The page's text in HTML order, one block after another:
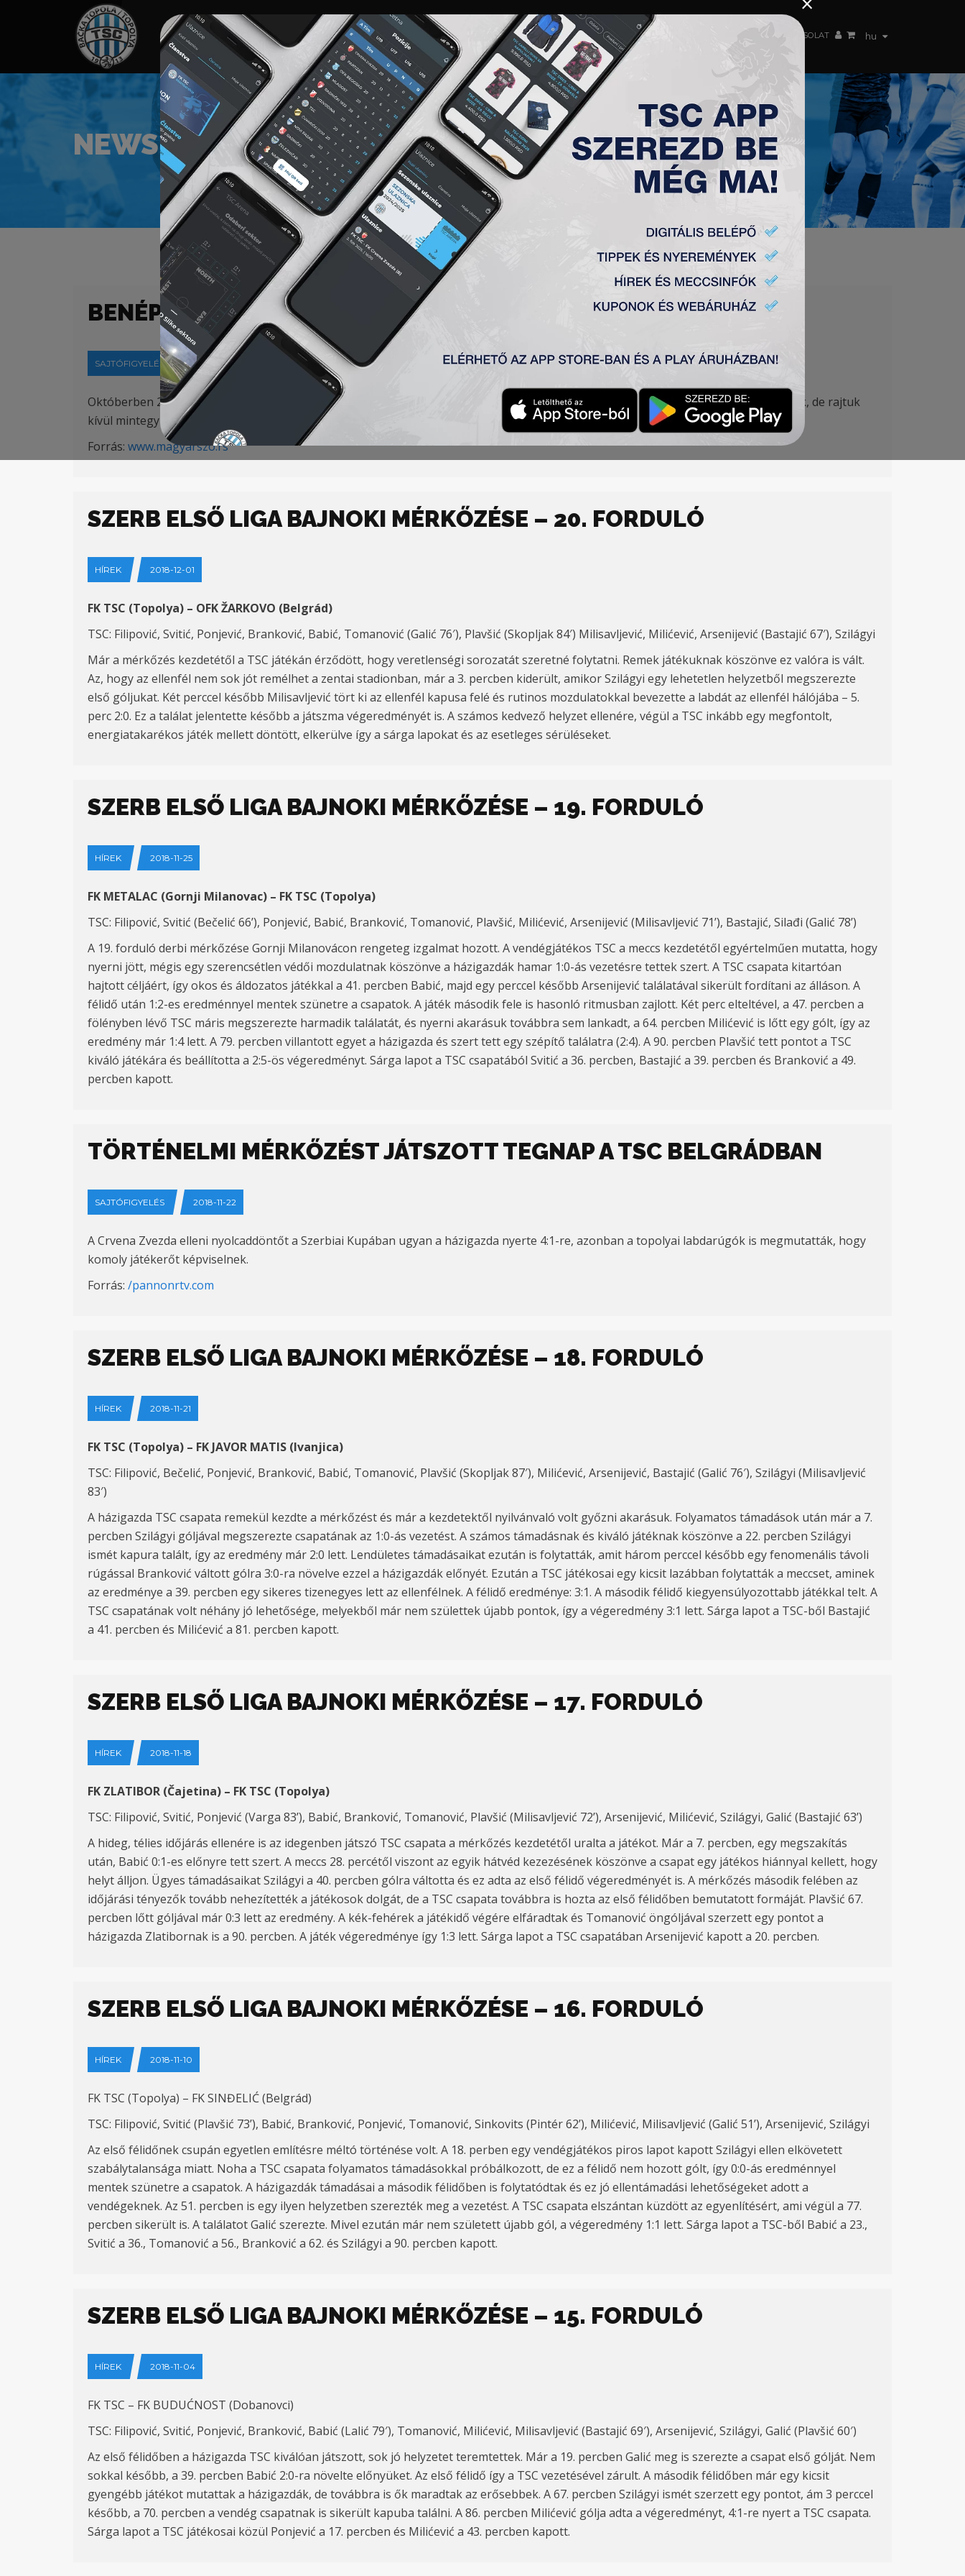
hu
HOME TÁMOGATÓK NEWS GALÉRIA „A” CSAPAT TAGSÁG JEGYEK AKKREDITÁCIÓ KLUB AKADÉMIA NŐI CSAPAT KAPCSOLAT
NEWS
BENÉPESÜLT A TSC LABDARÚGÓ AKADÉMIÁJA
SAJTÓFIGYELÉS 2018-12-02
Októberben 22 középiskolás labdarúgóreménység költözött a topolyai Labdarúgó Akadémia épületébe, mely kollégiumként működik, de rajtuk
kívül mintegy 280, 12 évnél idősebb focista használja az épület körüli, kitűnő minőségű pályákat.
Forrás: www.magyarszo.rs
SZERB ELSŐ LIGA BAJNOKI MÉRKŐZÉSE – 20. FORDULÓ
HÍREK 2018-12-01
FK TSC (Topolya) – OFK ŽARKOVO (Belgrád)
TSC: Filipović, Svitić, Ponjević, Branković, Babić, Tomanović (Galić 76′), Plavšić (Skopljak 84′) Milisavljević, Milićević, Arsenijević (Bastajić 67′), Szilágyi
Már a mérkőzés kezdetétől a TSC játékán érződött, hogy veretlenségi sorozatát szeretné folytatni. Remek játékuknak köszönve ez valóra is vált.
Az, hogy az ellenfél nem sok jót remélhet a zentai stadionban, már a 3. percben kiderült, amikor Szilágyi egy lehetetlen helyzetből megszerezte
első góljukat. Két perccel később Milisavljević tört ki az ellenfél kapusa felé és rutinos mozdulatokkal bevezette a labdát az ellenfél hálójába – 5.
perc 2:0. Ez a találat jelentette később a játszma végeredményét is. A számos kedvező helyzet ellenére, végül a TSC inkább egy megfontolt,
energiatakarékos játék mellett döntött, elkerülve így a sárga lapokat és az esetleges sérüléseket.
SZERB ELSŐ LIGA BAJNOKI MÉRKŐZÉSE – 19. FORDULÓ
HÍREK 2018-11-25
FK METALAC (Gornji Milanovac) – FK TSC (Topolya)
TSC: Filipović, Svitić (Bečelić 66’), Ponjević, Babić, Branković, Tomanović, Plavšić, Milićević, Arsenijević (Milisavljević 71’), Bastajić, Silađi (Galić 78’)
A 19. forduló derbi mérkőzése Gornji Milanovácon rengeteg izgalmat hozott. A vendégjátékos TSC a meccs kezdetétől egyértelműen mutatta, hogy
nyerni jött, mégis egy szerencsétlen védői mozdulatnak köszönve a házigazdák hamar 1:0-ás vezetésre tettek szert. A TSC csapata kitartóan
hajtott céljáért, így okos és áldozatos játékkal a 41. percben Babić, majd egy perccel később Arsenijević találatával sikerült fordítani az álláson. A
félidő után 1:2-es eredménnyel mentek szünetre a csapatok. A játék második fele is hasonló ritmusban zajlott. Két perc elteltével, a 47. percben a
fölényben lévő TSC máris megszerezte harmadik találatát, és nyerni akarásuk továbbra sem lankadt, a 64. percben Milićević is lőtt egy gólt, így az
eredmény már 1:4 lett. A 79. percben villantott egyet a házigazda és szert tett egy szépítő találatra (2:4). A 90. percben Plavšić tett pontot a TSC
kiváló játékára és beállította a 2:5-ös végeredményt. Sárga lapot a TSC csapatából Svitić a 36. percben, Bastajić a 39. percben és Branković a 49.
percben kapott.
TÖRTÉNELMI MÉRKŐZÉST JÁTSZOTT TEGNAP A TSC BELGRÁDBAN
SAJTÓFIGYELÉS 2018-11-22
A Crvena Zvezda elleni nyolcaddöntőt a Szerbiai Kupában ugyan a házigazda nyerte 4:1-re, azonban a topolyai labdarúgók is megmutatták, hogy
komoly játékerőt képviselnek.
Forrás: /pannonrtv.com
SZERB ELSŐ LIGA BAJNOKI MÉRKŐZÉSE – 18. FORDULÓ
HÍREK 2018-11-21
FK TSC (Topolya) – FK JAVOR MATIS (Ivanjica)
TSC: Filipović, Bečelić, Ponjević, Branković, Babić, Tomanović, Plavšić (Skopljak 87′), Milićević, Arsenijević, Bastajić (Galić 76′), Szilágyi (Milisavljević
83′)
A házigazda TSC csapata remekül kezdte a mérkőzést és már a kezdetektől nyilvánvaló volt győzni akarásuk. Folyamatos támadások után már a 7.
percben Szilágyi góljával megszerezte csapatának az 1:0-ás vezetést. A számos támadásnak és kiváló játéknak köszönve a 22. percben Szilágyi
ismét kapura talált, így az eredmény már 2:0 lett. Lendületes támadásaikat ezután is folytatták, amit három perccel később egy fenomenális távoli
rúgással Branković váltott gólra 3:0-ra növelve ezzel a házigazdák előnyét. Ezután a TSC játékosai egy kicsit lazábban folytatták a meccset, aminek
az eredménye a 39. percben egy sikeres tizenegyes lett az ellenfélnek. A félidő eredménye: 3:1. A második félidő kiegyensúlyozottabb játékkal telt. A
TSC csapatának volt néhány jó lehetősége, melyekből már nem születtek újabb pontok, így a végeredmény 3:1 lett. Sárga lapot a TSC-ből Bastajić
a 41. percben és Milićević a 81. percben kapott.
SZERB ELSŐ LIGA BAJNOKI MÉRKŐZÉSE – 17. FORDULÓ
HÍREK 2018-11-18
FK ZLATIBOR (Čajetina) – FK TSC (Topolya)
TSC: Filipović, Svitić, Ponjević (Varga 83’), Babić, Branković, Tomanović, Plavšić (Milisavljević 72’), Arsenijević, Milićević, Szilágyi, Galić (Bastajić 63’)
A hideg, télies időjárás ellenére is az idegenben játszó TSC csapata a mérkőzés kezdetétől uralta a játékot. Már a 7. percben, egy megszakítás
után, Babić 0:1-es előnyre tett szert. A meccs 28. percétől viszont az egyik hátvéd kezezésének köszönve a csapat egy játékos hiánnyal kellett, hogy
helyt álljon. Ügyes támadásaikat Szilágyi a 40. percben gólra váltotta és ez adta az első félidő végeredményét is. A mérkőzés második felében az
időjárási tényezők tovább nehezítették a játékosok dolgát, de a TSC csapata továbbra is hozta az első félidőben bemutatott formáját. Plavšić 67.
percben lőtt góljával már 0:3 lett az eredmény. A kék-fehérek a játékidő végére elfáradtak és Tomanović öngóljával szerzett egy pontot a
házigazda Zlatibornak is a 90. percben. A játék végeredménye így 1:3 lett. Sárga lapot a TSC csapatában Arsenijević kapott a 20. percben.
SZERB ELSŐ LIGA BAJNOKI MÉRKŐZÉSE – 16. FORDULÓ
HÍREK 2018-11-10
FK TSC (Topolya) – FK SINĐELIĆ (Belgrád)
TSC: Filipović, Svitić (Plavšić 73’), Babić, Branković, Ponjević, Tomanović, Sinkovits (Pintér 62’), Milićević, Milisavljević (Galić 51’), Arsenijević, Szilágyi
Az első félidőnek csupán egyetlen említésre méltó történése volt. A 18. perben egy vendégjátékos piros lapot kapott Szilágyi ellen elkövetett
szabálytalansága miatt. Noha a TSC csapata folyamatos támadásokkal próbálkozott, de ez a félidő nem hozott gólt, így 0:0-ás eredménnyel
mentek szünetre a csapatok. A házigazdák támadásai a második félidőben is folytatódtak és ez jó ellentámadási lehetőségeket adott a
vendégeknek. Az 51. percben is egy ilyen helyzetben szerezték meg a vezetést. A TSC csapata elszántan küzdött az egyenlítésért, ami végül a 77.
percben sikerült is. A találatot Galić szerezte. Mivel ezután már nem született újabb gól, a végeredmény 1:1 lett. Sárga lapot a TSC-ből Babić a 23.,
Svitić a 36., Tomanović a 56., Branković a 62. és Szilágyi a 90. percben kapott.
SZERB ELSŐ LIGA BAJNOKI MÉRKŐZÉSE – 15. FORDULÓ
HÍREK 2018-11-04
FK TSC – FK BUDUĆNOST (Dobanovci)
TSC: Filipović, Svitić, Ponjević, Branković, Babić (Lalić 79′), Tomanović, Milićević, Milisavljević (Bastajić 69′), Arsenijević, Szilágyi, Galić (Plavšić 60′)
Az első félidőben a házigazda TSC kiválóan játszott, sok jó helyzetet teremtettek. Már a 19. percben Galić meg is szerezte a csapat első gólját. Nem
sokkal később, a 39. percben Babić 2:0-ra növelte előnyüket. Az első félidő így a TSC vezetésével zárult. A második félidőben már egy kicsit
gyengébb játékot mutattak a házigazdák, de továbbra is ők maradtak az erősebbek. A 67. percben Szilágyi ismét szerzett egy pontot, ám 3 perccel
később, a 70. percben a vendég csapatnak is sikerült kapuba találni. A 86. percben Milićević gólja adta a végeredményt, 4:1-re nyert a TSC csapata.
Sárga lapot a TSC játékosai közül Ponjević a 17. percben és Milićević a 43. percben kapott.